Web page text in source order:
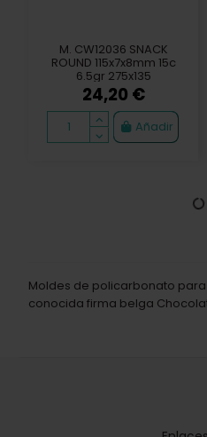
M. CW12036 SNACK
ROUND 115x7x8mm 15c
6.5gr 275x135
24,20 €
Añadir
Moldes de policarbonato
conocida firma belga